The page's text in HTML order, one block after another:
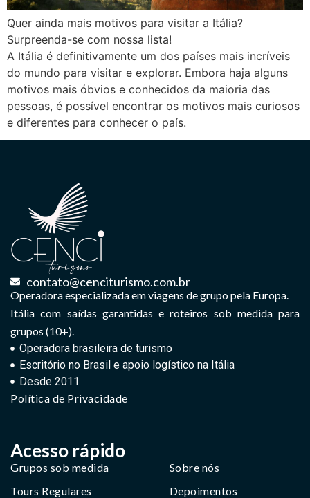
Quer ainda mais motivos para visitar a Itália?
Surpreenda-se com nossa lista!
A Itália é definitivamente um dos países mais incríveis
do mundo para visitar e explorar. Embora haja alguns
motivos mais óbvios e conhecidos da maioria das
pessoas, é possível encontrar os motivos mais curiosos
e diferentes para conhecer o país.
contato@cenciturismo.com.br
Operadora especializada em viagens de grupo pela Europa.
Itália com saídas garantidas e roteiros sob medida para
grupos (10+).
Operadora brasileira de turismo
Escritório no Brasil e apoio logístico na Itália
Desde 2011
Política de Privacidade
Acesso rápido
Grupos sob medida
Tours Regulares
Sobre nós
Depoimentos